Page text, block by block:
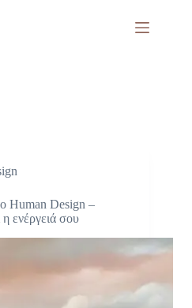
Human Design –
ενέργειά σου